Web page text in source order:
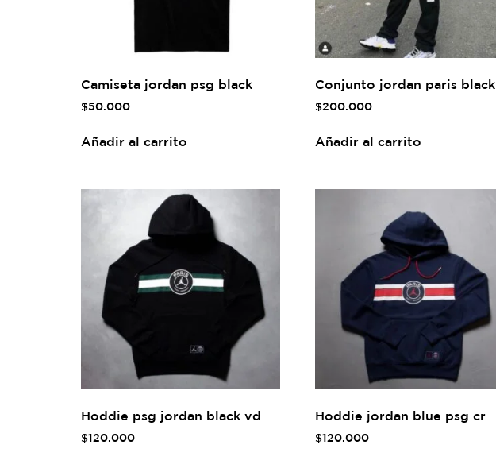
Camiseta jordan psg black
$50.000
Añadir al carrito
Conjunto jordan paris black
$200.000
Añadir al carrito
Hoddie psg jordan black vd
$120.000
Hoddie jordan blue psg cr
$120.000